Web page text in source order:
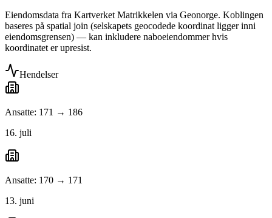
Eiendomsdata fra Kartverket Matrikkelen via Geonorge. Koblingen
baseres på spatial join (selskapets geocodede koordinat ligger inni
eiendomsgrensen) — kan inkludere naboeiendommer hvis
koordinatet er upresist.
Hendelser
Ansatte: 171 → 186
16. juli
Ansatte: 170 → 171
13. juni